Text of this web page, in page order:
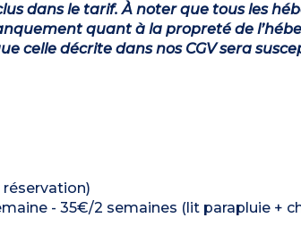
dans le tarif. À noter que tous les
quant à la propreté de
celle décrite dans nos CGV sera
- 35€/2 semaines (lit parapluie +